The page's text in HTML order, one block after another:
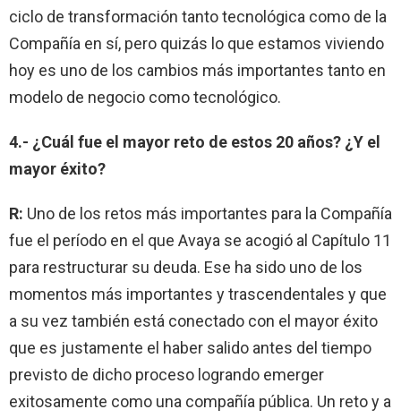
ciclo de transformación tanto tecnológica como de la
Compañía en sí, pero quizás lo que estamos viviendo
hoy es uno de los cambios más importantes tanto en
modelo de negocio como tecnológico.
4.- ¿Cuál fue el mayor reto de estos 20 años? ¿Y el
mayor éxito?
R: Uno de los retos más importantes para la Compañía
fue el período en el que Avaya se acogió al Capítulo 11
para restructurar su deuda. Ese ha sido uno de los
momentos más importantes y trascendentales y que
a su vez también está conectado con el mayor éxito
que es justamente el haber salido antes del tiempo
previsto de dicho proceso logrando emerger
exitosamente como una compañía pública. Un reto y a